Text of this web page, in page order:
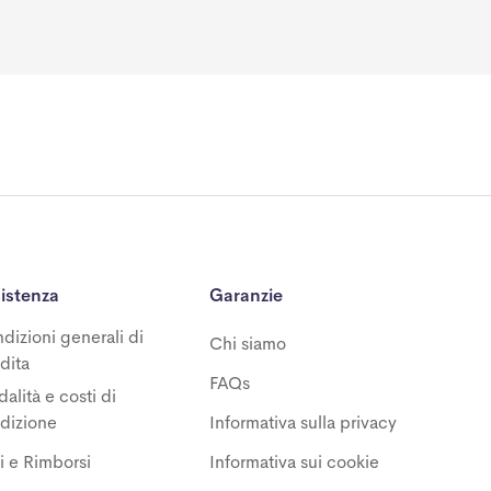
generali di
e costi di
e Rimborsi
Garanzie
Chi siamo
FAQs
Informativa sulla privacy
Informativa sui cookie